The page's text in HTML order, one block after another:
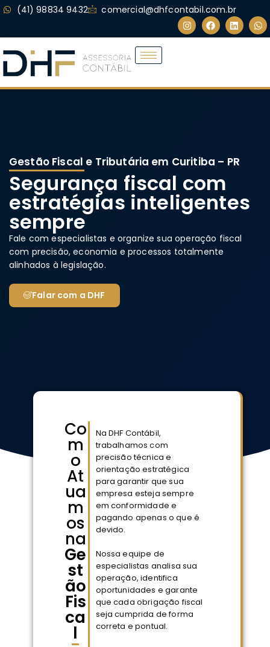
(41) 98834 9432 comercial@dhfcontabil.com.br
Gestão Fiscal e Tributária em Curitiba – PR
Segurança fiscal com
estratégias inteligentes
sempre
Fale com especialistas e organize sua operação fiscal
com precisão, economia e processos totalmente
alinhados à legislação.
Falar com a DHF
Co
m
o
At
ua
m
os
na
Ge
st
ão
Fis
ca
l
Na DHF Contábil,
trabalhamos com
precisão técnica e
orientação estratégica
para garantir que sua
empresa esteja sempre
em conformidade e
pagando apenas o que é
devido.
Nossa equipe de
especialistas analisa sua
operação, identifica
oportunidades e garante
que cada obrigação fiscal
seja cumprida de forma
correta e pontual.